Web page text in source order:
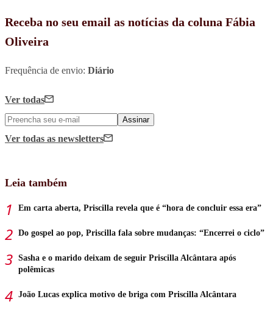
Receba no seu email as notícias da coluna Fábia
Oliveira
Frequência de envio: Diário
Ver todas
Assinar
Ver todas as newsletters
Leia também
Em carta aberta, Priscilla revela que é “hora de concluir essa era”
Do gospel ao pop, Priscilla fala sobre mudanças: “Encerrei o ciclo”
Sasha e o marido deixam de seguir Priscilla Alcântara após
polêmicas
João Lucas explica motivo de briga com Priscilla Alcântara